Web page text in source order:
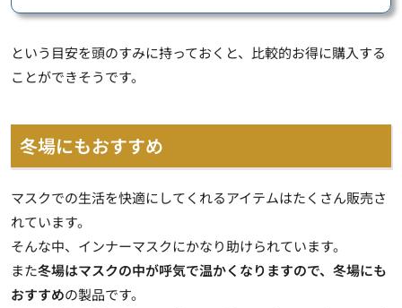
という目安を頭のすみに持っておくと、比較的お得に購入する
ことができそうです。
冬場にもおすすめ
マスクでの生活を快適にしてくれるアイテムはたくさん販売さ
れています。
そんな中、インナーマスクにかなり助けられています。
また冬場はマスクの中が呼気で温かくなりますので、冬場にも
おすすめの製品です。